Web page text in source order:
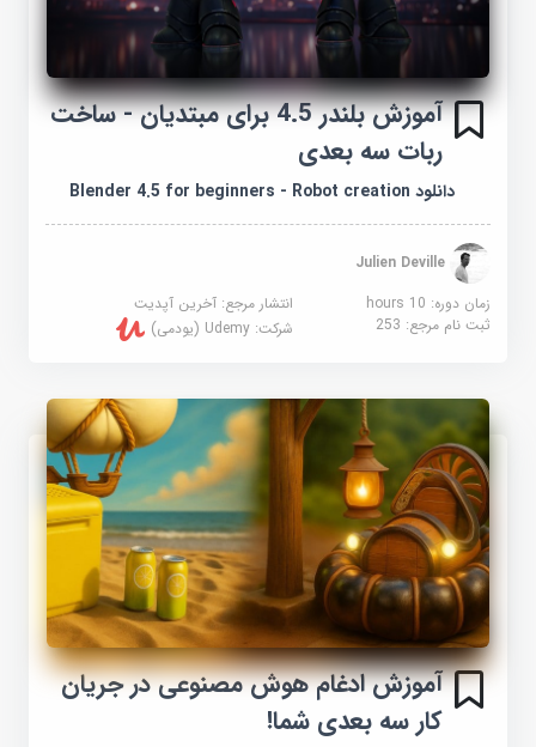
آموزش بلندر 4.5 برای مبتدیان - ساخت
ربات سه بعدی
دانلود Blender 4.5 for beginners - Robot creation
Julien Deville
زمان دوره: 10 hours
انتشار مرجع:آخرین آپدیت
ثبت نام مرجع:253 شرکت:Udemy (یودمی)
آموزش ادغام هوش مصنوعی در جریان
کار سه بعدی شما!